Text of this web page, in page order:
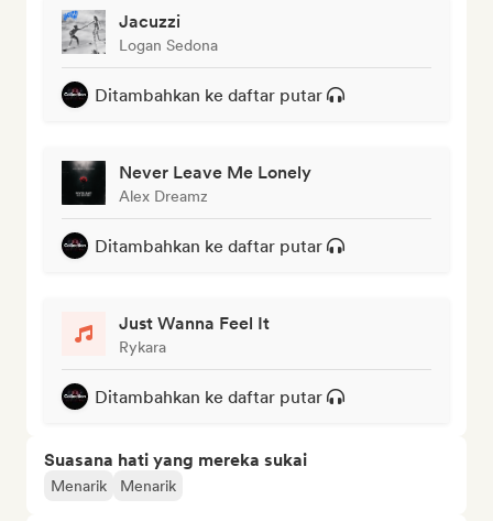
Jacuzzi
Logan Sedona
Ditambahkan ke daftar putar
Never Leave Me Lonely
Alex Dreamz
Ditambahkan ke daftar putar
Just Wanna Feel It
Rykara
Ditambahkan ke daftar putar
Suasana hati yang mereka sukai
Menarik Menarik